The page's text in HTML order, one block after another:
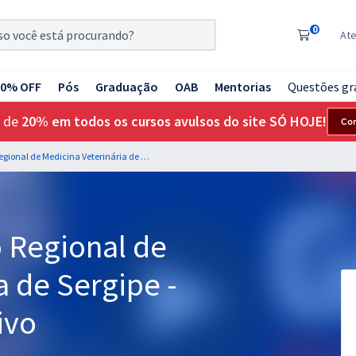
0
OFF Pós Graduação OAB Mentorias Questões
de 20% em todos os cursos avulsos do site SÓ HOJE!
CRMV SE - Conselho Regional de Medicina Veterinária de Sergipe - Auxiliar Administrativo
Regional de
de Sergipe -